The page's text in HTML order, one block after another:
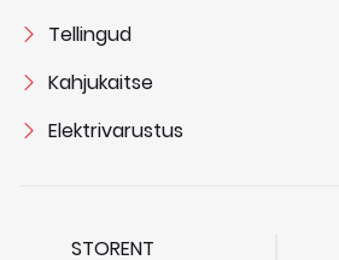
Tellingud
Kahjukaitse
Elektrivarustus
STORENT